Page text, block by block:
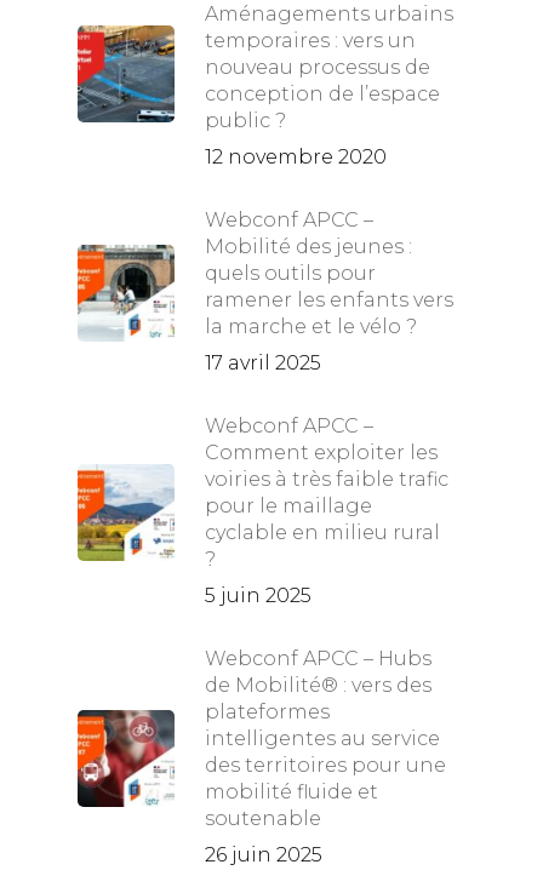
Aménagements urbains
temporaires : vers un
nouveau processus de
conception de l’espace
public ?
12 novembre 2020
Webconf APCC –
Mobilité des jeunes :
quels outils pour
ramener les enfants vers
la marche et le vélo ?
17 avril 2025
Webconf APCC –
Comment exploiter les
voiries à très faible trafic
pour le maillage
cyclable en milieu rural
?
5 juin 2025
Webconf APCC – Hubs
de Mobilité® : vers des
plateformes
intelligentes au service
des territoires pour une
mobilité fluide et
soutenable
26 juin 2025